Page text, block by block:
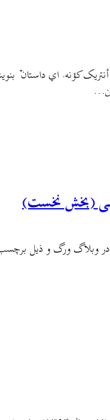
(بخش نخست)
در وبلاگ ورگ و ذیل